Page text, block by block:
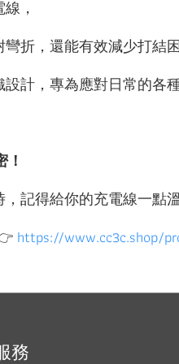
，
折，還能有效減少打結
計，專為應對日常的各
記得給你的充電線一點
https://www.cc3c.shop/
務